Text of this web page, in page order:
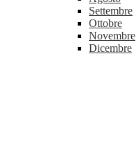
Settembre
Ottobre
Novembre
Dicembre